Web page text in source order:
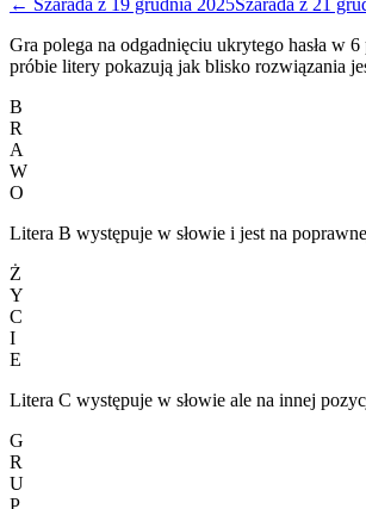
Gra polega na odgadnięciu ukrytego hasła w
próbie litery pokazują jak blisko rozwiązania
B
R
A
W
O
Litera B występuje w słowie i jest na
Ż
Y
C
I
E
Litera C występuje w słowie ale na innej
G
R
U
P